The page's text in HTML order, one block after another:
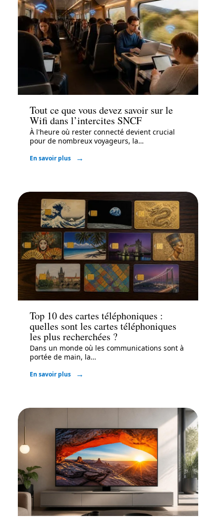
High-Tech
Tout ce que vous devez savoir sur le
Wifi dans l’intercites SNCF
À l'heure où rester connecté devient crucial
pour de nombreux voyageurs, la…
En savoir plus
High-Tech
Top 10 des cartes téléphoniques :
quelles sont les cartes téléphoniques
les plus recherchées ?
Dans un monde où les communications sont à
portée de main, la…
En savoir plus
High-Tech